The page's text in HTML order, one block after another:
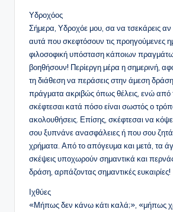
Υδροχόος
Σήμερα, Υδροχόε μου, σα να τσεκάρεις
αυτά που σκεφτόσουν τις προηγούμενες
φιλοσοφική υπόσταση κάποιων
βοηθήσουν! Περίεργη μέρα η σημερινή,
τη διάθεση να περάσεις στην άμεση
πράγματα ακριβώς όπως θέλεις, ενώ από
σκέφτεσαι κατά πόσο είναι σωστός ο
ακολουθήσεις. Επίσης, σκέφτεσαι να
σου ξυπνάνε ανασφάλειες ή που σου
χρήματα. Από το απόγευμα και μετά, τα
σκέψεις υποχωρούν σημαντικά και
δράση, αρπάζοντας σημαντικές ευκαιρίες!
Ιχθύες
«Μήπως δεν κάνω κάτι καλά;», «μήπως